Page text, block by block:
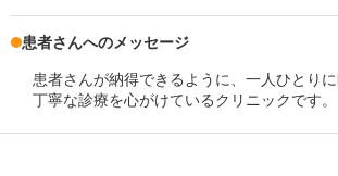
患者さんへのメッセージ
患者さんが納得できるように、一人ひとりに
丁寧な診療を心がけているクリニックです。